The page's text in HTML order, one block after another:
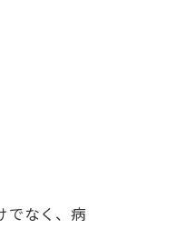
でなく、病